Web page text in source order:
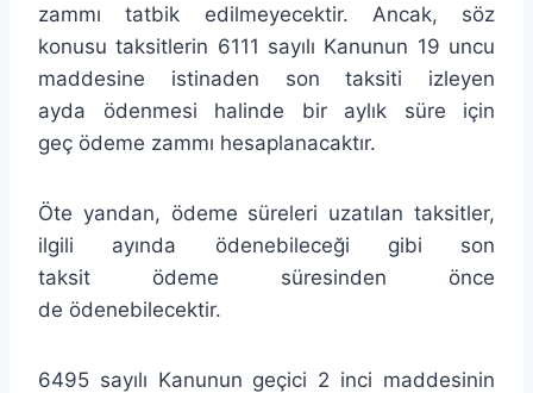
zammı tatbik edilmeyecektir. Ancak, söz
konusu taksitlerin 6111 sayılı Kanunun 19 uncu
maddesine istinaden son taksiti izleyen
ayda ödenmesi halinde bir aylık süre için
geç ödeme zammı hesaplanacaktır.
Öte yandan, ödeme süreleri uzatılan taksitler,
ilgili ayında ödenebileceği gibi son
taksit ödeme süresinden önce
de ödenebilecektir.
6495 sayılı Kanunun geçici 2 inci maddesinin